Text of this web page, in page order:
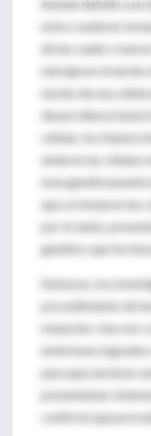
inmune debido a un
estos roedores
de las cuales
extrajeron el núcleo
núcleo de una
desarrollaron hasta
células, los
aislaron las células
eran
que se tomaron las
por lo tanto,
genético que los
Entonces, los
procedimiento de
mutación. Una vez
embriones
para que nacieran
presentaban
confirmó que